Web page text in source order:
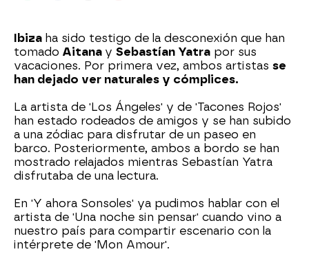
Ibiza ha sido testigo de la desconexión que han
tomado Aitana y Sebastían Yatra por sus
vacaciones. Por primera vez, ambos artistas se
han dejado ver naturales y cómplices.
La artista de 'Los Ángeles' y de 'Tacones Rojos'
han estado rodeados de amigos y se han subido
a una zódiac para disfrutar de un paseo en
barco. Posteriormente, ambos a bordo se han
mostrado relajados mientras Sebastían Yatra
disfrutaba de una lectura.
En 'Y ahora Sonsoles' ya pudimos hablar con el
artista de 'Una noche sin pensar' cuando vino a
nuestro país para compartir escenario con la
intérprete de 'Mon Amour'.